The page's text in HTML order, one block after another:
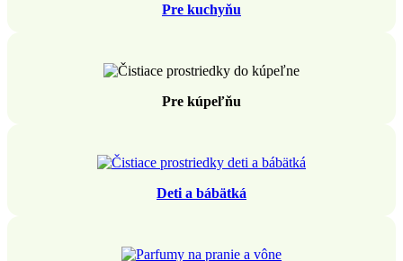
Pre kuchyňu
Pre kúpeľňu
Deti a bábätká